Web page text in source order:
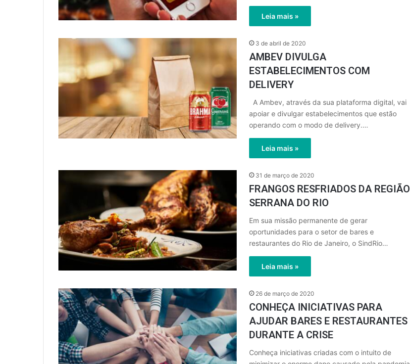
Leia mais »
3 de abril de 2020
AMBEV DIVULGA
ESTABELECIMENTOS COM
DELIVERY
A Ambev, através da sua plataforma digital, vai
apoiar e divulgar estabelecimentos que estão
operando com o modo de delivery.…
Leia mais »
31 de março de 2020
FRANGOS RESFRIADOS DA REGIÃO
SERRANA DO RIO
Em sua missão permanente de gerar
oportunidades para o setor de bares e
restaurantes do Rio de Janeiro, o SindRio…
Leia mais »
26 de março de 2020
CONHEÇA INICIATIVAS PARA
AJUDAR BARES E RESTAURANTES
DURANTE A CRISE
Conheça iniciativas criadas com o intuito de